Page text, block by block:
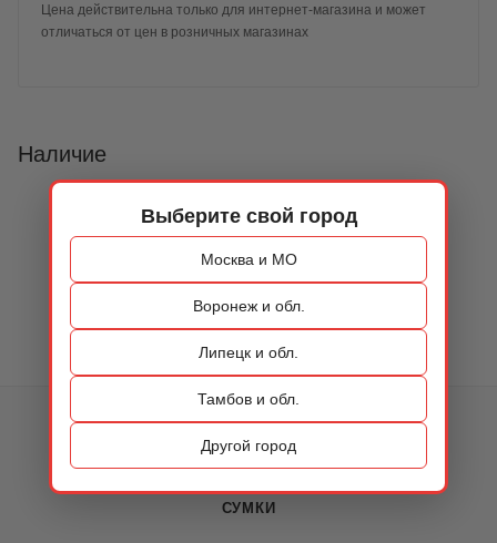
Выберите свой город
Москва и МО
Воронеж и обл.
Липецк и обл.
Тамбов и обл.
Другой город
Цена действительна только для интернет-магазина и может
отличаться от цен в розничных магазинах
Наличие
КАТАЛОГ
ОБУВЬ
СУМКИ